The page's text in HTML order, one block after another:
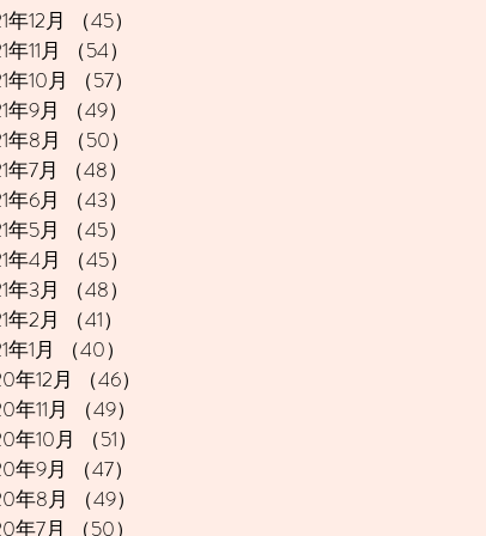
年12月 （45）
11月
（54）
年10月
（57）
年9月
（49）
年8月
（50）
年7月
（48）
年6月
（43）
年5月
（45）
年4月
（45）
年3月
（48）
年2月
（41）
年1月
（40）
年12月
（46）
年11月
（49）
年10月
（51）
年9月
（47）
年8月
（49）
年7月
（50）